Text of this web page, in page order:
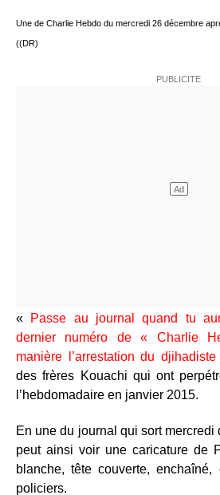
Une de Charlie Hebdo du mercredi 26 décembre
((DR)
« Passe au journal quand tu
dernier numéro de « Charlie
manière
l’arrestation du
des frères Kouachi qui ont
l’hebdomadaire en janvier 2015.
En une du journal qui sort mercredi
peut ainsi voir une caricature de
blanche, tête couverte,
policiers.